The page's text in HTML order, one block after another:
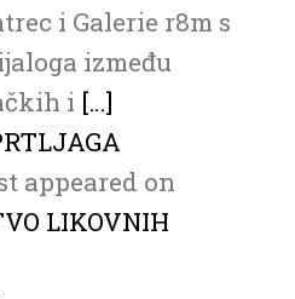
i Galerie r8m s
između
i […]
appeared on
LIKOVNIH